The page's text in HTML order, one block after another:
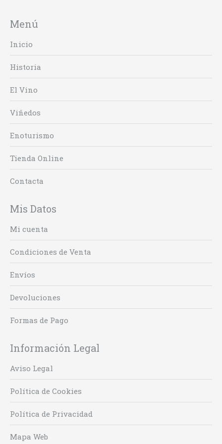
Menú
Inicio
Historia
El Vino
Viñedos
Enoturismo
Tienda Online
Contacta
Mis Datos
Mi cuenta
Condiciones de Venta
Envíos
Devoluciones
Formas de Pago
Información Legal
Aviso Legal
Política de Cookies
Política de Privacidad
Mapa Web